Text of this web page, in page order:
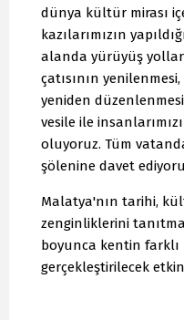
dünya kültür mirası
kazılarımızın
alanda yürüyüş
çatısının
yeniden
vesile ile
oluyoruz. Tüm
şölenine davet
Malatya'nın tarihi,
zenginliklerini
boyunca kentin
gerçekleştirilecek